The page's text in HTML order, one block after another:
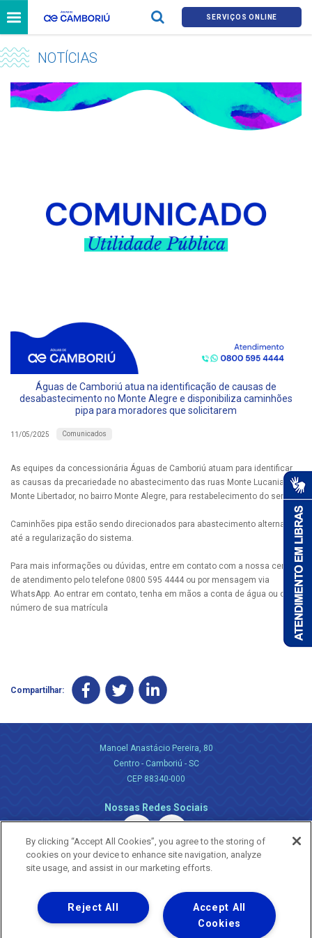
SERVIÇOS ONLINE
NOTÍCIAS
Águas de Camboriú atua na identificação de causas de
desabastecimento no Monte Alegre e disponibiliza caminhões
pipa para moradores que solicitarem
11/05/2025 Comunicados
As equipes da concessionária Águas de Camboriú atuam para identificar
as causas da precariedade no abastecimento das ruas Monte Lucania e
Monte Libertador, no bairro Monte Alegre, para restabelecimento do serviço.
Caminhões pipa estão sendo direcionados para abastecimento alternativo
até a regularização do sistema.
Para mais informações ou dúvidas, entre em contato com a nossa central
de atendimento pelo telefone 0800 595 4444 ou por mensagem via
WhatsApp. Ao entrar em contato, tenha em mãos a conta de água ou o
número de sua matrícula
Compartilhar:
Manoel Anastácio Pereira, 80
Centro - Camboriú - SC
CEP 88340-000
Nossas Redes Sociais
Uma empresa
Copyright ® 2026 - Todos os Direitos Reservados.
By clicking “Accept All Cookies”, you agree to the storing of
cookies on your device to enhance site navigation, analyze
site usage, and assist in our marketing efforts.
Accept All
Cookies
Reject All